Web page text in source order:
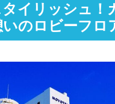
イリッシュ！
いのロビーフロ